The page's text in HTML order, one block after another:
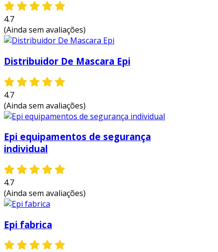
4.7
(Ainda sem avaliações)
Distribuidor De Mascara Epi
4.7
(Ainda sem avaliações)
Epi equipamentos de segurança
individual
4.7
(Ainda sem avaliações)
Epi fabrica